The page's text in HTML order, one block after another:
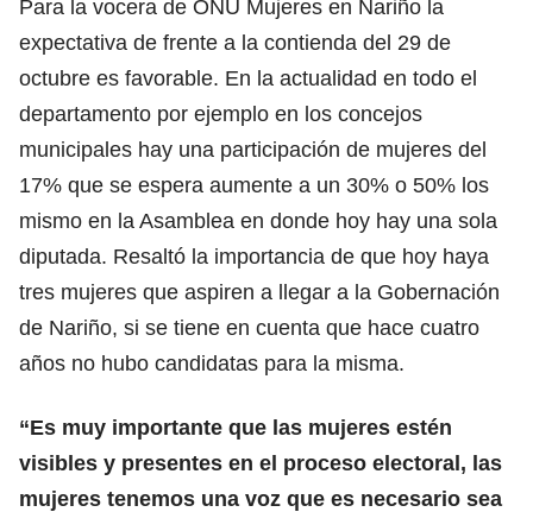
Para la vocera de ONU Mujeres en Nariño la
expectativa de frente a la contienda del 29 de
octubre es favorable. En la actualidad en todo el
departamento por ejemplo en los concejos
municipales hay una participación de mujeres del
17% que se espera aumente a un 30% o 50% los
mismo en la Asamblea en donde hoy hay una sola
diputada. Resaltó la importancia de que hoy haya
tres mujeres que aspiren a llegar a la Gobernación
de Nariño, si se tiene en cuenta que hace cuatro
años no hubo candidatas para la misma.
“Es muy importante que las mujeres estén
visibles y presentes en el proceso electoral, las
mujeres tenemos una voz que es necesario sea